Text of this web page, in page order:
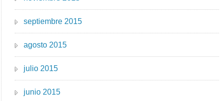
septiembre 2015
agosto 2015
julio 2015
junio 2015